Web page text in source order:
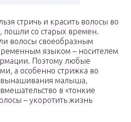
стричь и красить волосы во
пошли со старых времен.
волосы своеобразным
языком – носителем
Поэтому любые
а особенно стрижка во
малыша,
в «тонкие
– укоротить жизнь